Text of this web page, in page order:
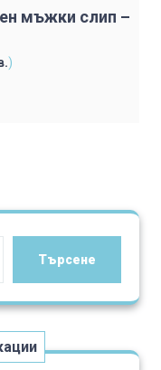
мъжки слип –
)
Търсене